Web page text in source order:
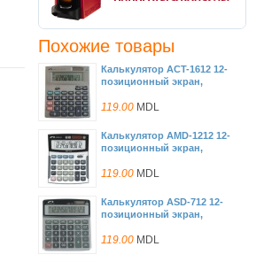
Похожие товары
Калькулятор ACT-1612 12-
позиционный экран,
память
119.00 MDL
Калькулятор AMD-1212 12-
позиционный экран,
119.00 MDL
Калькулятор ASD-712 12-
позиционный экран,
память
119.00 MDL